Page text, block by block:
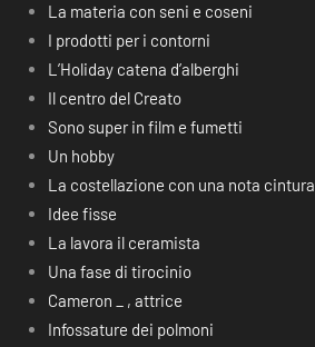
La materia con seni e coseni
I prodotti per i contorni
L’Holiday catena d’alberghi
Il centro del Creato
Sono super in film e fumetti
Un hobby
La costellazione con una nota cintura
Idee fisse
La lavora il ceramista
Una fase di tirocinio
Cameron _ , attrice
Infossature dei polmoni